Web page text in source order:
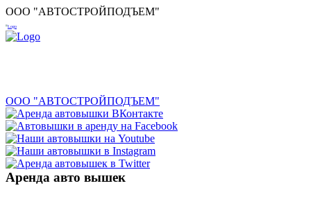
ООО "АВТОСТРОЙПОДЪЕМ"
ООО "АВТОСТРОЙПОДЪЕМ"
Аренда авто вышек